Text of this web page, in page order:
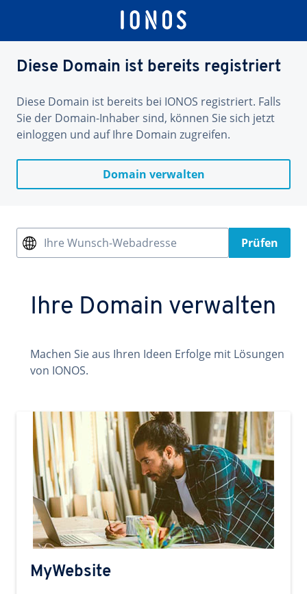
Diese Domain ist bereits registriert
Diese Domain ist bereits bei IONOS registriert. Falls
Sie der Domain-Inhaber sind, können Sie sich jetzt
einloggen und auf Ihre Domain zugreifen.
Domain verwalten
Ihre Wunsch-Webadresse Prüfen
Ihre Domain verwalten
Machen Sie aus Ihren Ideen Erfolge mit Lösungen
von IONOS.
MyWebsite